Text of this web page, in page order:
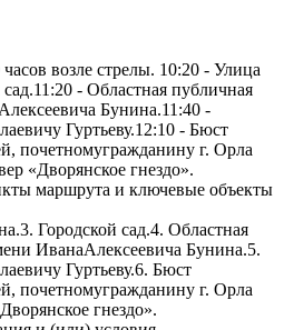
возле стрелы. 10:20 - Улица
- Областная публичная
Бунина.11:40 -
Гуртьеву.12:10 - Бюст
почетномугражданину г. Орла
«Дворянское гнездо».
маршрута и ключевые объекты
Городской сад.4. Областная
ИванаАлексеевича Бунина.5.
Гуртьеву.6. Бюст
почетномугражданину г. Орла
гнездо».